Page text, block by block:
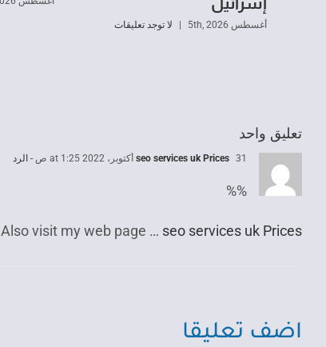
أغسطس 5th, 2026 | لا توجد تعليقات
تعليق واحد
seo services uk Prices 31 أكتوبر، 2022 at 1:25 ص - الرد
%%
Also visit my web page … seo services uk Prices
اضف تعليقا